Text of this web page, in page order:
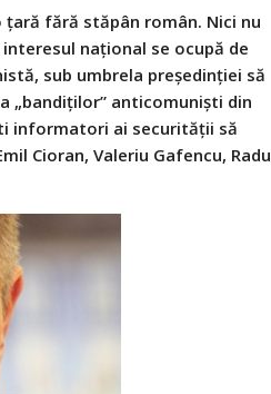
fără stăpân român. Nici nu
naţional se ocupă de
sub umbrela preşedinţiei să
„bandiţilor” anticomunişti din
informatori ai securităţii să
Cioran, Valeriu Gafencu, Radu